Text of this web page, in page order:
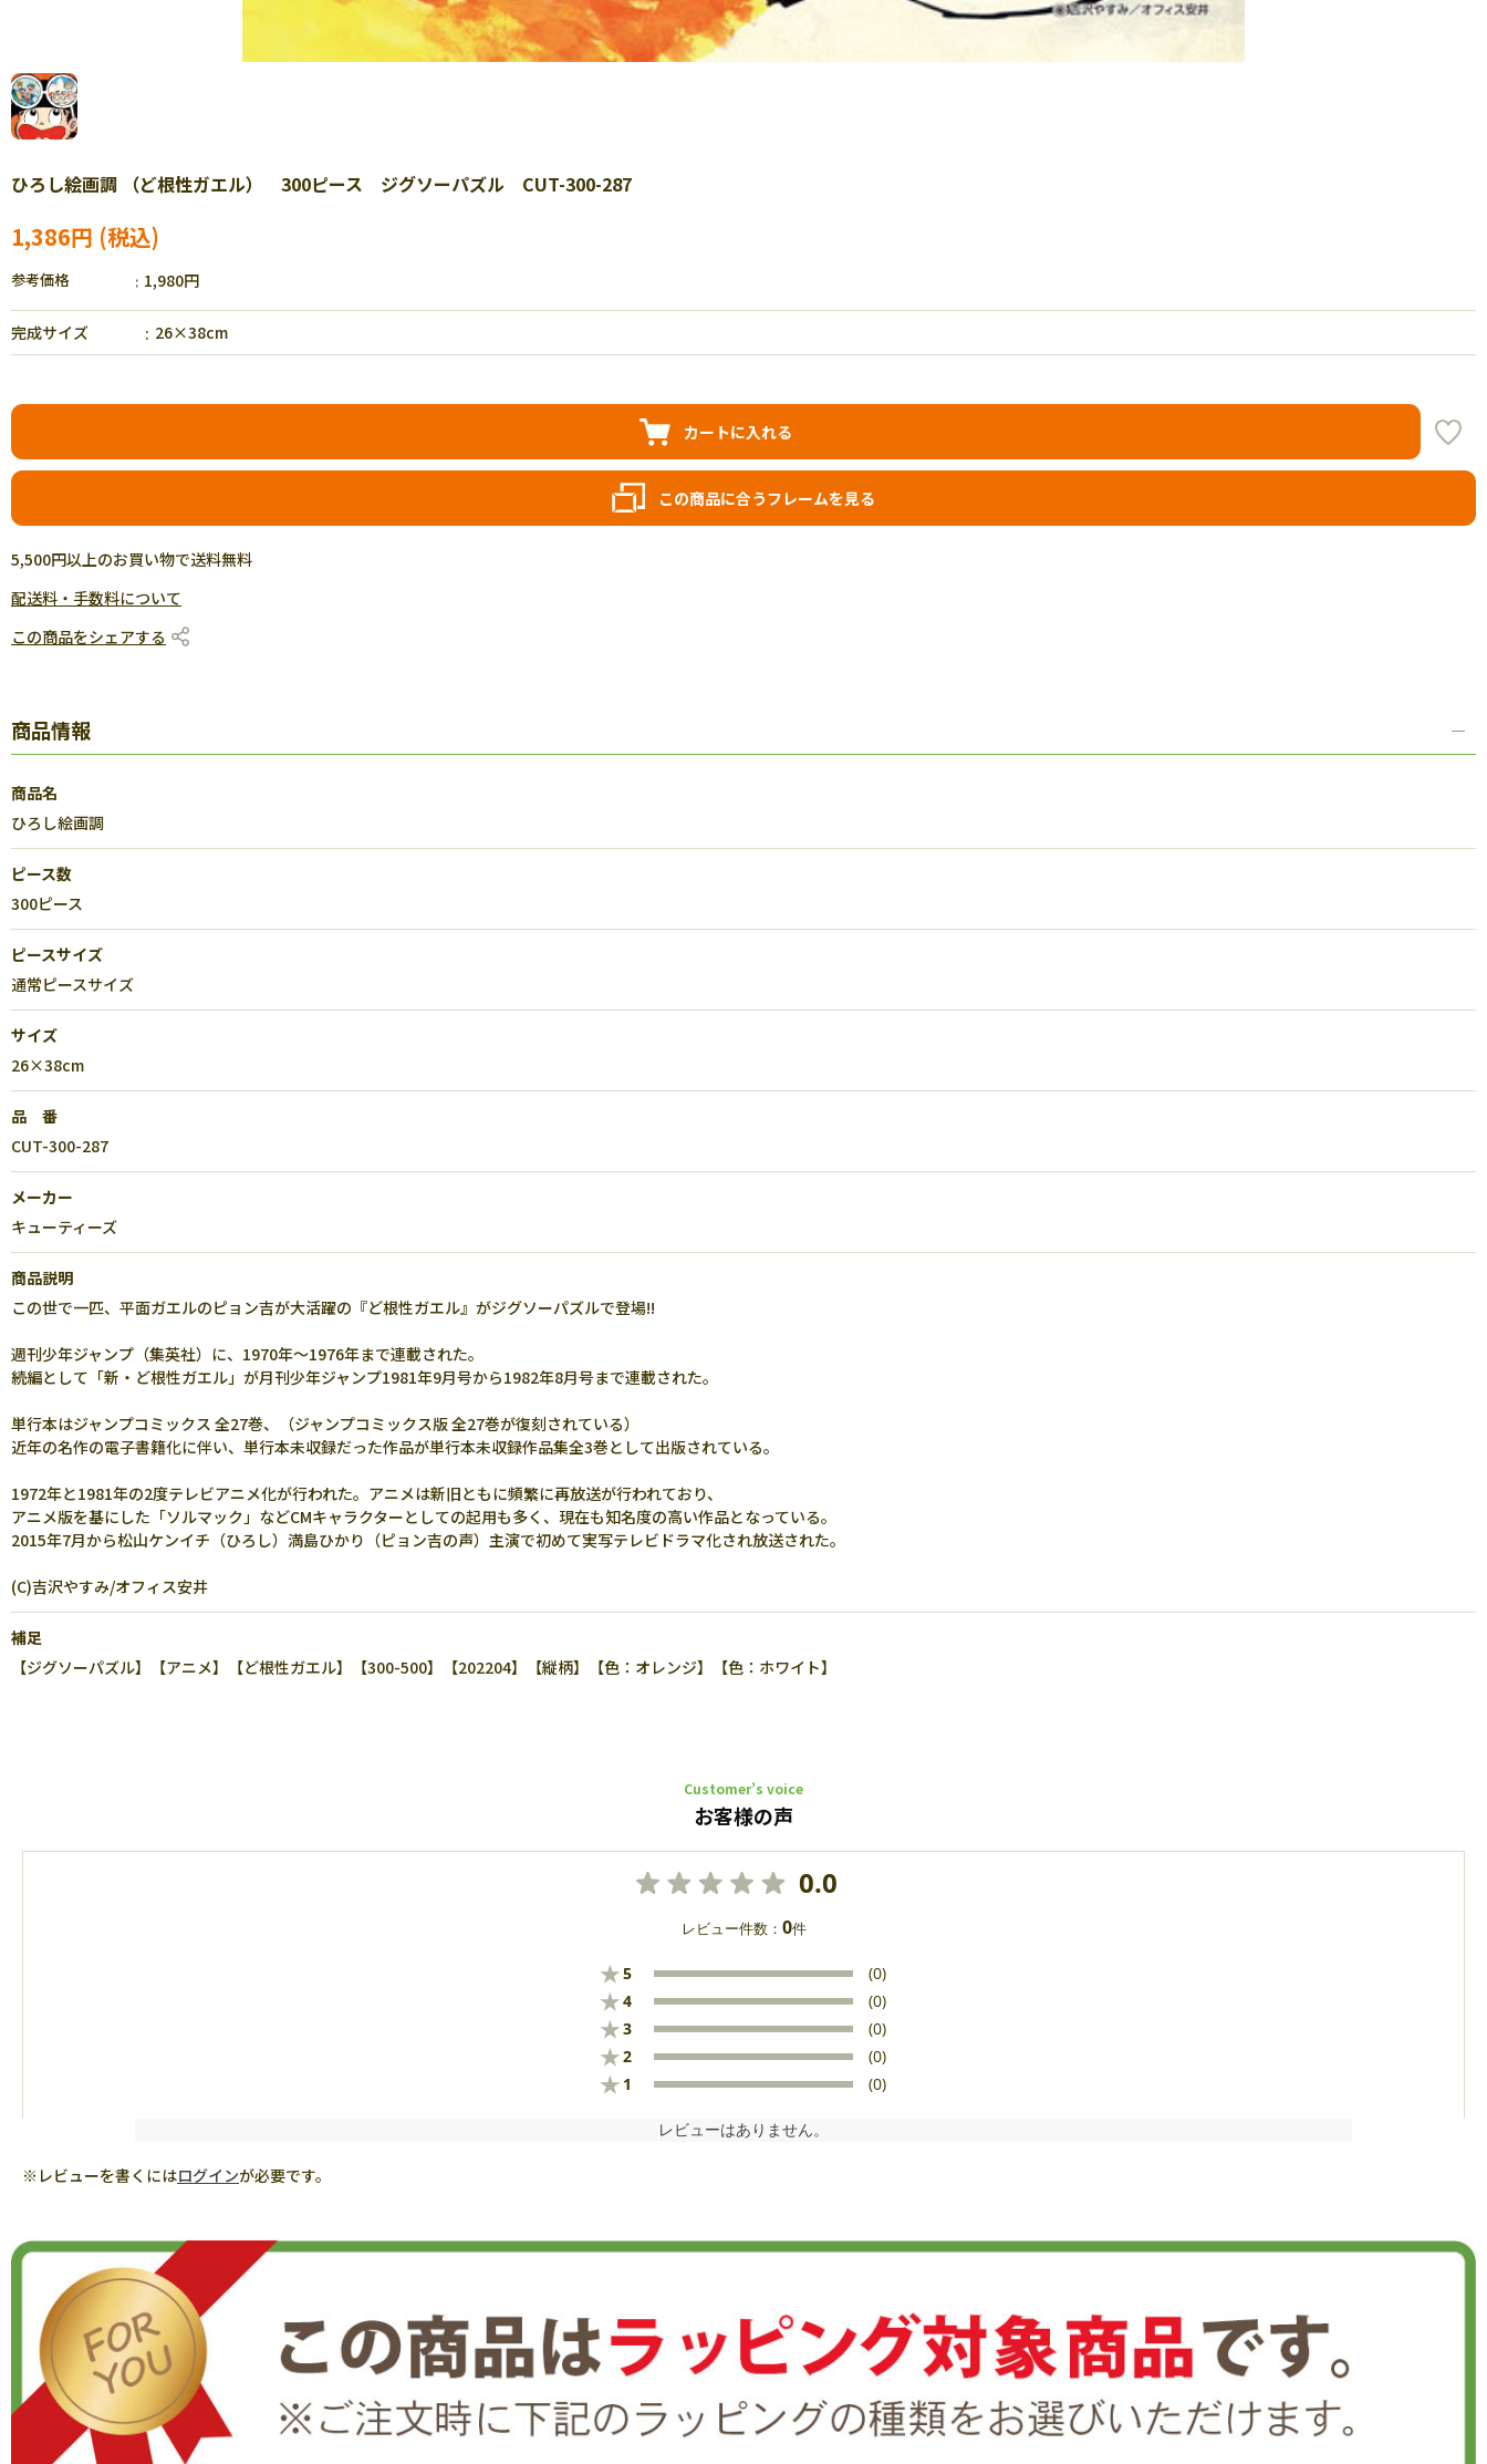
ひろし絵画調 （ど根性ガエル） 300ピース ジグソーパズル CUT-300-287
1,386円
参考価格 1,980円
完成サイズ 26×38cm
カートに入れる
この商品に合うフレームを見る
5,500円以上のお買い物で送料無料
配送料・手数料について
この商品をシェアする
商品情報
商品名
ひろし絵画調
ピース数
300ピース
ピースサイズ
通常ピースサイズ
サイズ
26×38cm
品 番
CUT-300-287
メーカー
キューティーズ
商品説明
この世で一匹、平面ガエルのピョン吉が大活躍の『ど根性ガエル』がジグソーパズルで登場!!
週刊少年ジャンプ（集英社）に、1970年～1976年まで連載された。
続編として「新・ど根性ガエル」が月刊少年ジャンプ1981年9月号から1982年8月号まで連載された。
単行本はジャンプコミックス 全27巻、（ジャンプコミックス版 全27巻が復刻されている）
近年の名作の電子書籍化に伴い、単行本未収録だった作品が単行本未収録作品集全3巻として出版されている。
1972年と1981年の2度テレビアニメ化が行われた。アニメは新旧ともに頻繁に再放送が行われており、
アニメ版を基にした「ソルマック」などCMキャラクターとしての起用も多く、現在も知名度の高い作品となっている。
2015年7月から松山ケンイチ（ひろし）満島ひかり（ピョン吉の声）主演で初めて実写テレビドラマ化され放送された。
(C)吉沢やすみ/オフィス安井
補足
【ジグソーパズル】【アニメ】【ど根性ガエル】【300-500】【202204】【縦柄】【色：オレンジ】【色：ホワイト】
Customer’s voice
お客様の声
0.0
レビュー件数： 0件
★5 (0)
★4 (0)
★3 (0)
★2 (0)
★ 1 (0)
レビューはありません。
※レビューを書くにはログインが必要です。